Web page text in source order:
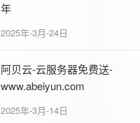
年
2025年-3月-24日
阿贝云-云服务器免费送-
www.abeiyun.com
2025年-3月-14日